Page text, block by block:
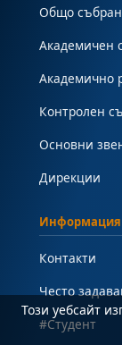
Общо
Академичен
Академично
Контролен
Основни
Дирекции
Информация
Контакти
Често
#Студент
Този уебсайт